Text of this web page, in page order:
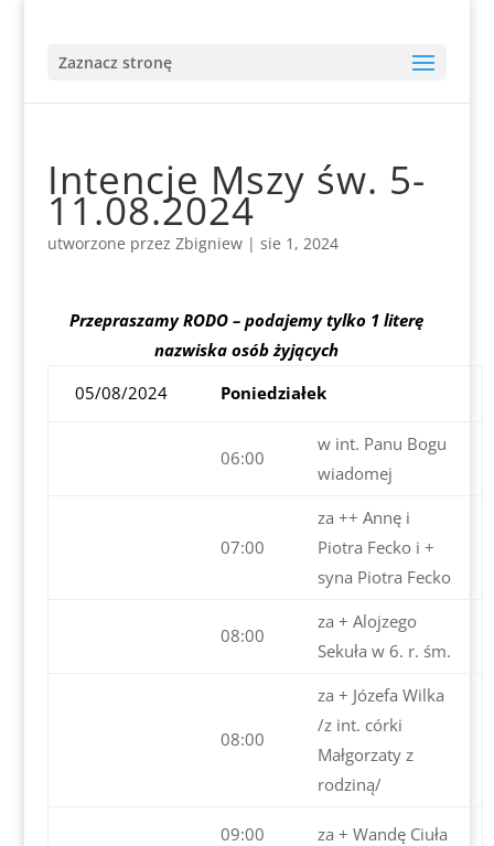
Zaznacz stronę
Intencje Mszy św. 5-
11.08.2024
utworzone przez Zbigniew| sie 1, 2024
Przepraszamy RODO – podajemy tylko 1 literę
nazwiska osób żyjących
05/08/2024
Poniedziałek
06:00
w int. Panu Bogu
wiadomej
07:00
za ++ Annę i
Piotra Fecko i +
syna Piotra Fecko
08:00
za + Alojzego
Sekuła w 6. r. śm.
08:00
za + Józefa Wilka
/z int. córki
Małgorzaty z
rodziną/
09:00 za + Wandę Ciuła